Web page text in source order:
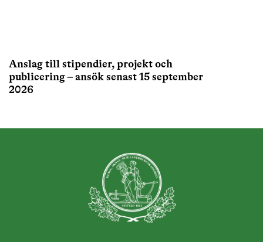
Anslag till stipendier, projekt och
publicering – ansök senast 15 september
2026